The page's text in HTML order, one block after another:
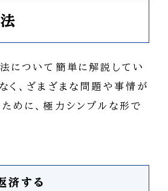
について簡単に解説してい
く、ざまざまな問題や事情が
めに、極力シンプルな形で
済する